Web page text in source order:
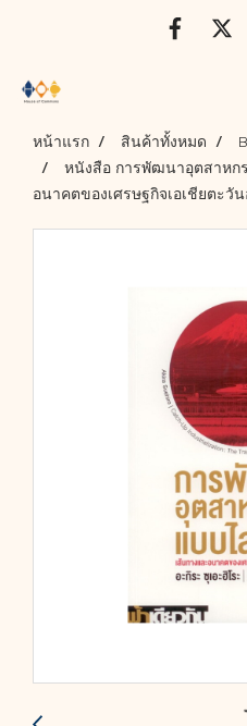
หน้าแรก สินค้าทั้งหมด
หนังสือ การพัฒนาอุตสาหก
อนาคตของเศรษฐกิจเอเชียตะวั